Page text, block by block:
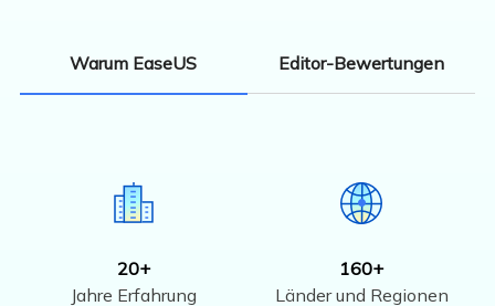
Warum EaseUS Editor-Bewertungen
20+
Jahre Erfahrung
160+
Länder und Regionen